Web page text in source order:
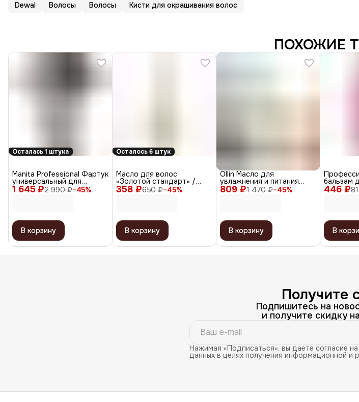
Dewal Волосы Волосы Кисти для окрашивания волос
ПОХОЖИЕ
Осталась 1 штука
1 645 ₽2 990 ₽−45%
Manita Professional Фартук
универсальный для
мастера салона красоты,
В корзину
Осталось 6 штук
358 ₽650 ₽−45%
Масло для волос
«Золотой стандарт» /
Gold Oil, 30 мл
В корзину
809 ₽1 470 ₽−45%
Ollin Масло для
увлажнения и питания
волос / Perfect Hair Tres
В корзину
446 ₽
бальзам
ухода за
В
Получите
Подпишитесь на
и получите скидку
Нажимая «Подписаться», вы даете согласие
данных в целях получения информационной и